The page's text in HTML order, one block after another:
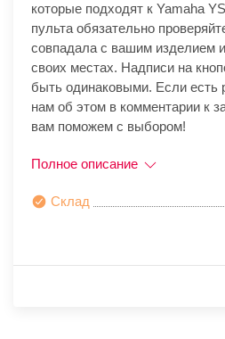
которые подходят к Yamaha
пульта обязательно
совпадала с вашим изделием
своих местах. Надписи на
быть одинаковыми. Если есть
нам об этом в комментарии к
вам поможем с выбором!
Полное описание
Склад